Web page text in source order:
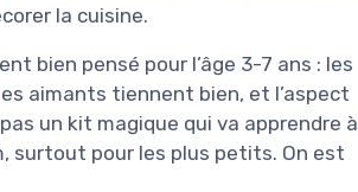
la cuisine.
bien pensé pour l’âge 3-7 ans : les
aimants tiennent bien, et l’aspect
un kit magique qui va apprendre à
surtout pour les plus petits. On est